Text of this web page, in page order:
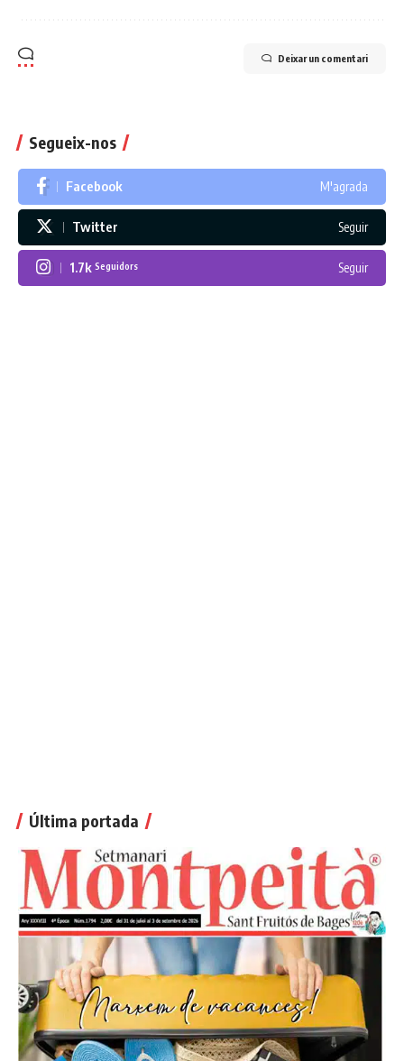
Deixar un comentari
Segueix-nos
Facebook M'agrada
Twitter Seguir
1.7k Seguidors Seguir
Última portada